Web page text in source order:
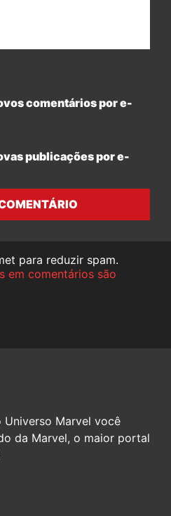
comentários por e-
publicações por e-
para reduzir spam.
em comentários são
Universo Marvel você
da Marvel, o maior portal